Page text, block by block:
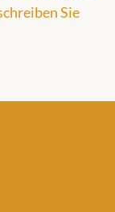
Sie